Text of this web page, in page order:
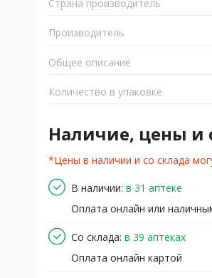
Страна производитель
Производитель
Общее описание
Количество в упаковке
Наличие, цены и
*Цены в наличии и со склада
В наличии: в 31 аптеке
Оплата онлайн или
Со склада: в 39 аптеках
Оплата онлайн картой